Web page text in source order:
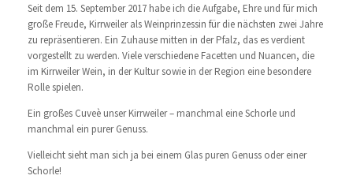
Seit dem 15. September 2017 habe ich die Aufgabe, Ehre und für mich
große Freude, Kirrweiler als Weinprinzessin für die nächsten zwei Jahre
zu repräsentieren. Ein Zuhause mitten in der Pfalz, das es verdient
vorgestellt zu werden. Viele verschiedene Facetten und Nuancen, die
im Kirrweiler Wein, in der Kultur sowie in der Region eine besondere
Rolle spielen.
Ein großes Cuveè unser Kirrweiler – manchmal eine Schorle und
manchmal ein purer Genuss.
Vielleicht sieht man sich ja bei einem Glas puren Genuss oder einer
Schorle!